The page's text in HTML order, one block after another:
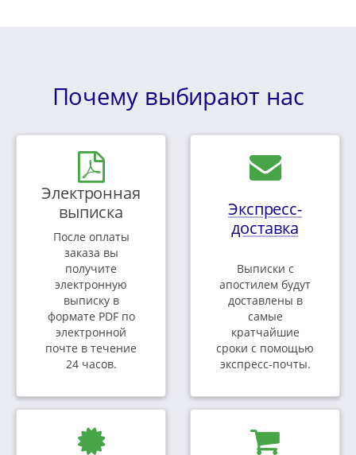
Почему выбирают нас
Электронная
выписка
После оплаты
заказа вы
получите
электронную
выписку в
формате PDF по
электронной
почте в течение
24 часов.
Экспресс-
доставка
Выписки с
апостилем будут
доставлены в
самые
кратчайшие
сроки с помощью
экспресс-почты.